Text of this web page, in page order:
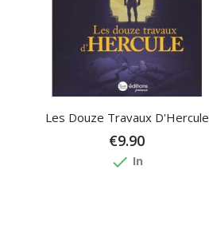
Les Douze Travaux D'Hercule
€9.90
done In